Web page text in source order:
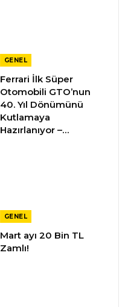
GENEL
Ferrari İlk Süper
Otomobili GTO’nun
40. Yıl Dönümünü
Kutlamaya
Hazırlanıyor –…
GENEL
Mart ayı 20 Bin TL
Zamlı!